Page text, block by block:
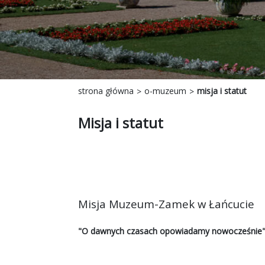
strona główna o-muzeum misja i statut
Misja i statut
Misja Muzeum-Zamek w Łańcucie
"O dawnych czasach opowiadamy nowocześnie"